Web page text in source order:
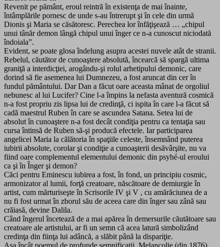
Revenit pe pământ, eroul reintră în existenţa de mai înainte,
întâmplările pornesc de unde s-au întrerupt şi în cele din urmă
Dionis şi Maria se căsătoresc. Perechea lor înfăţişează … „chipul
unui tânăr demon lângă chipul unui înger ce n-a cunoscut niciodată
îndoiala”.
Evident, se poate glosa îndelung asupra acestei nuvele atât de stranii.
Rebelul, căutător de cunoaştere absolută, încearcă să spargă ultima
graniţă a interdicţiei, arogându-şi rolul arhetipului demonic, care
dorind să fie asemenea lui Dumnezeu, a fost aruncat din cer în
fundul pământului. Dar Dan a făcut oare aceasta mânat de orgoliul
nebunesc al lui Lucifer? Cine l-a împins la nefasta aventură cosmică
n-a fost propriu zis lipsa lui de credinţă, ci ispita în care l-a făcut să
cadă maestrul Ruben în care se ascundea Satana. Setea lui de
absolut în cunoaştere n-a fost decât condiţia pentru ca tentaţia sau
cursa întinsă de Ruben să-şi producă efectele. Iar participarea
angelicei Maria la călătoria în spaţiile celeste, însemnând puterea
iubirii absolute, corolar şi condiţie a cunoaşterii desăvârşite, nu va
fiind oare complementul elementului demonic din psyhé-ul eroului
ca şi în Înger şi demon?
Căci pentru Eminescu iubirea a fost, în fond, un principiu cosmic,
armonizator al lumii, forţă creatoare, născătoare de demiurgie în
artist, cum mărturiseşte în Scrisorile IV şi V , cu amărăciunea de a
nu fi fost urmat în zborul său de aceea care din înger sau zână sau
crăiasă, devine Dalila.
Când îngerul încetează de a mai apărea în demersurile căutătoare sau
creatoare ale artistului, ar fi un semn că acea latură simbolizând
credinţa din fiinţa lui adâncă, a slăbit până la dispariţie.